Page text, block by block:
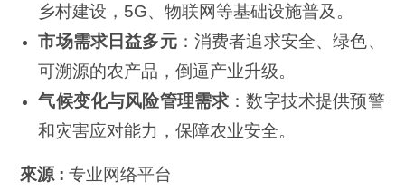
乡村建设，5G、物联网等基础设施普及。
市场需求日益多元：消费者追求安全、绿色、
可溯源的农产品，倒逼产业升级。
气候变化与风险管理需求 ：数字技术提供预警
和灾害应对能力，保障农业安全。
來源 : 专业网络平台